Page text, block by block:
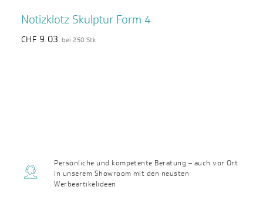
Notizklotz Skulptur Form 4
CHF 9.03 bei 250 Stk
Persönliche und kompetente Beratung – auch vor Ort
in unserem Showroom mit den neusten
Werbeartikelideen